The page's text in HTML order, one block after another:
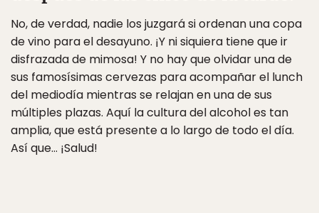
No, de verdad, nadie los juzgará si ordenan una copa
de vino para el desayuno. ¡Y ni siquiera tiene que ir
disfrazada de mimosa! Y no hay que olvidar una de
sus famosísimas cervezas para acompañar el lunch
del mediodía mientras se relajan en una de sus
múltiples plazas. Aquí la cultura del alcohol es tan
amplia, que está presente a lo largo de todo el día.
Así que… ¡Salud!